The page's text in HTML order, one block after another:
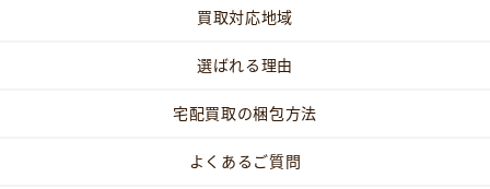
買取対応地域
選ばれる理由
宅配買取の梱包方法
よくあるご質問